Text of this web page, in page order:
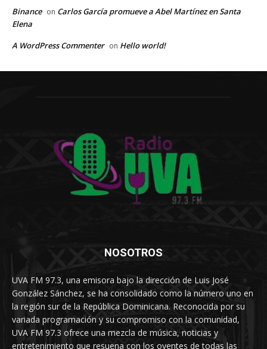
Binance on Carlos García promueve a Abel Martínez en Santa
Elena
A WordPress Commenter on Hello world!
NOSOTROS
UVA FM 97.3, una emisora bajo la dirección de Luis José
González Sánchez, se ha consolidado como la número uno en
la región sur de la República Dominicana. Reconocida por su
variada programación y su compromiso con la comunidad,
UVA FM 97.3 ofrece una mezcla de música, noticias y
entretenimiento que resuena con los oyentes de todas las